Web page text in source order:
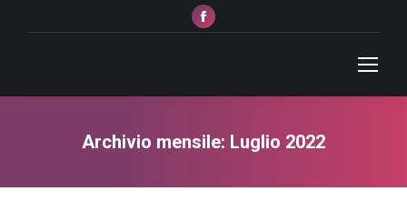
Facebook
page
window
Archivio mensile: Luglio 2022